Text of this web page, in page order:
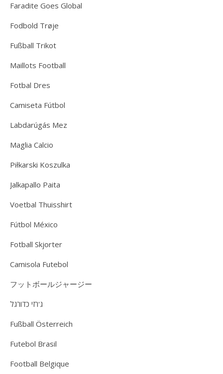
Faradite Goes Global
Fodbold Trøje
Fußball Trikot
Maillots Football
Fotbal Dres
Camiseta Fútbol
Labdarúgás Mez
Maglia Calcio
Piłkarski Koszulka
Jalkapallo Paita
Voetbal Thuisshirt
Fútbol México
Fotball Skjorter
Camisola Futebol
フットボールジャージー
ג'רזי כדורגל
Fußball Österreich
Futebol Brasil
Football Belgique